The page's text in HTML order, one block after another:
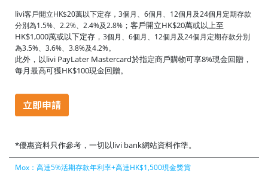
livi客戶開立HK$20萬以下定存，3個月、6個月、12個月及24個月定期存款
分別為1.5%、2.2%、2.4%及2.8% ；客戶開立HK$20萬或以上至
HK$1,000萬或以下定存， 3個月、6個月、12個月及24個月定期存款分別
為3.5%、3.6%、3.8%及4.2%。
此外，以livi PayLater Mastercard於指定商戶購物可享8%現金回贈，
每月最高可獲HK$100現金回贈。
*優惠資料只作參考，一切以livi bank網站資料作準。
Mox：高達5%活期存款年利率+高達HK$1,500現金獎賞